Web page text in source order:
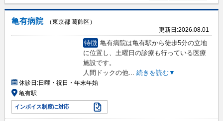
亀有病院
（東京都 葛飾区）
更新日:2026.08.01
特徴 亀有病院は亀有駅から徒歩5分の立地
に位置し、土曜日の診療も行っている医療
施設です。
人間ドックの他... 続きを読む▼
休診日:日曜・祝日・年末年始
亀有駅
インボイス制度に対応